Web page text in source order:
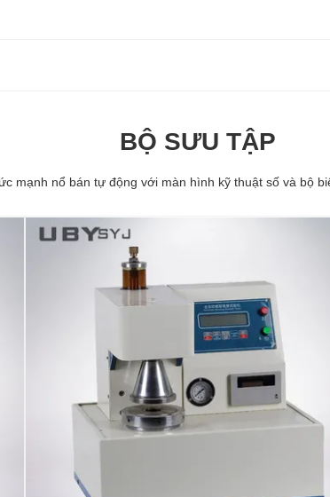
BỘ SƯU TẬP
mạnh nổ bán tự động với màn hình kỹ thuật số và bộ